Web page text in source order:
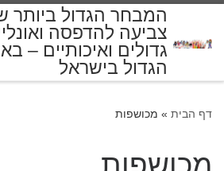
המבחר הגדול ביותר
צביעה להדפסה
גדולים ואיכותיים –
הגדול בישראל
דף הבית » מכושפות
מכושפות